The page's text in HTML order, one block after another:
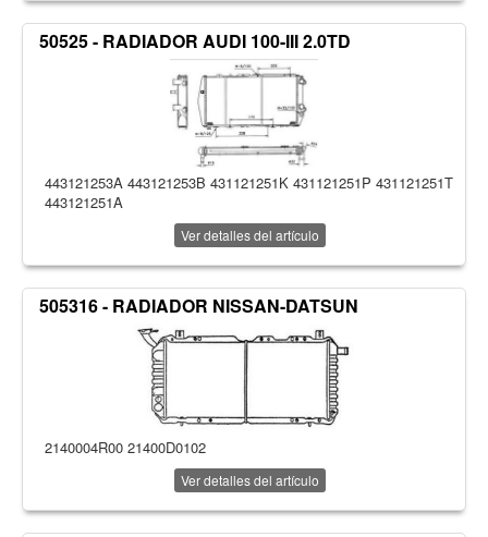
50525 - RADIADOR AUDI 100-III 2.0TD
443121253A 443121253B 431121251K 431121251P 431121251T
443121251A
Ver detalles del artículo
505316 - RADIADOR NISSAN-DATSUN
2140004R00 21400D0102
Ver detalles del artículo